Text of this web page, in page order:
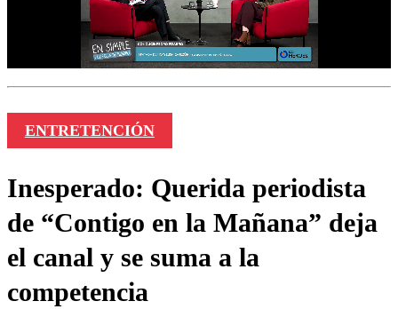
ENTRETENCIÓN
Inesperado: Querida periodista
de “Contigo en la Mañana” deja
el canal y se suma a la
competencia